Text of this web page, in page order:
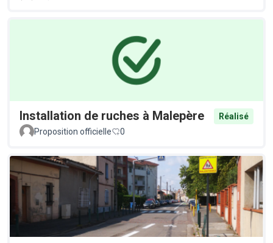
Installation de ruches à Malepère
Réalisé
Proposition officielle
0